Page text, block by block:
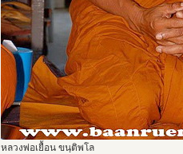
หลวงพ่อเยื้อน ขนฺติพโล